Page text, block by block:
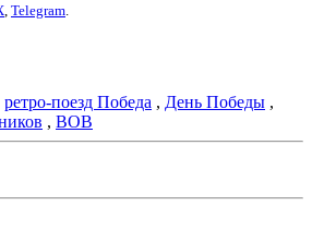
, Telegram.
ретро-поезд Победа , День Победы ,
, ВОВ